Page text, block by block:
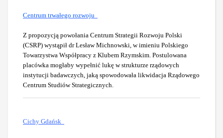
Centrum trwałego rozwoju
Z propozycją powołania Centrum Strategii Rozwoju Polski
(CSRP) wystąpił dr Lesław Michnowski, w imieniu Polskiego
Towarzystwa Współpracy z Klubem Rzymskim. Postulowana
placówka mogłaby wypełnić lukę w strukturze rządowych
instytucji badawczych, jaką spowodowała likwidacja Rządowego
Centrum Studiów Strategicznych.
Cichy Gdańsk